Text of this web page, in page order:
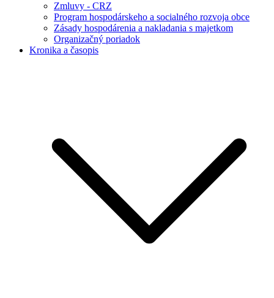
Zmluvy - CRZ
Program hospodárskeho a socialného rozvoja obce
Zásady hospodárenia a nakladania s majetkom
Organizačný poriadok
Kronika a časopis